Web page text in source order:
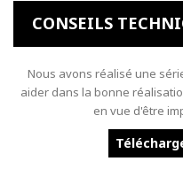
CONSEILS
Nous avons réalisé une
aider dans la bonne
en vue d'être